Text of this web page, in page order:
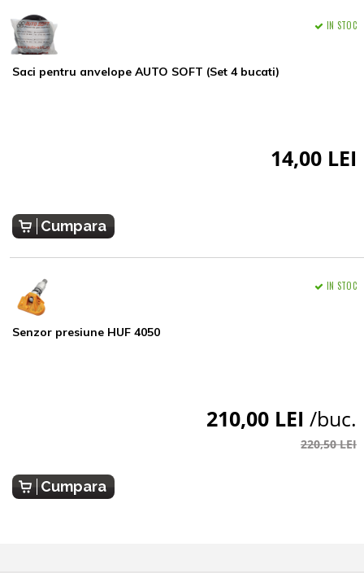
Saci pentru anvelope AUTO SOFT (Set 4 bucati)
IN STOC
14,00 LEI
Cumpara
Senzor presiune HUF 4050
IN STOC
210,00 LEI /buc.
220,50 LEI
Cumpara